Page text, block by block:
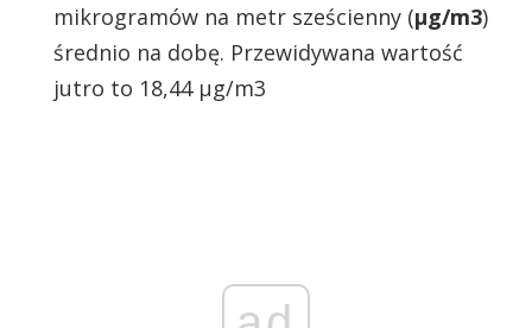
mikrogramów na metr sześcienny (µg/m3)
średnio na dobę. Przewidywana wartość
jutro to 18,44 µg/m3